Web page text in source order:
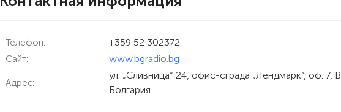
Телефон: +359 52 302372
Сайт: www.bgradio.bg
Адрес:
ул. „Сливница“ 24, офис-сграда „Лендмарк“, оф. 7,
Болгария